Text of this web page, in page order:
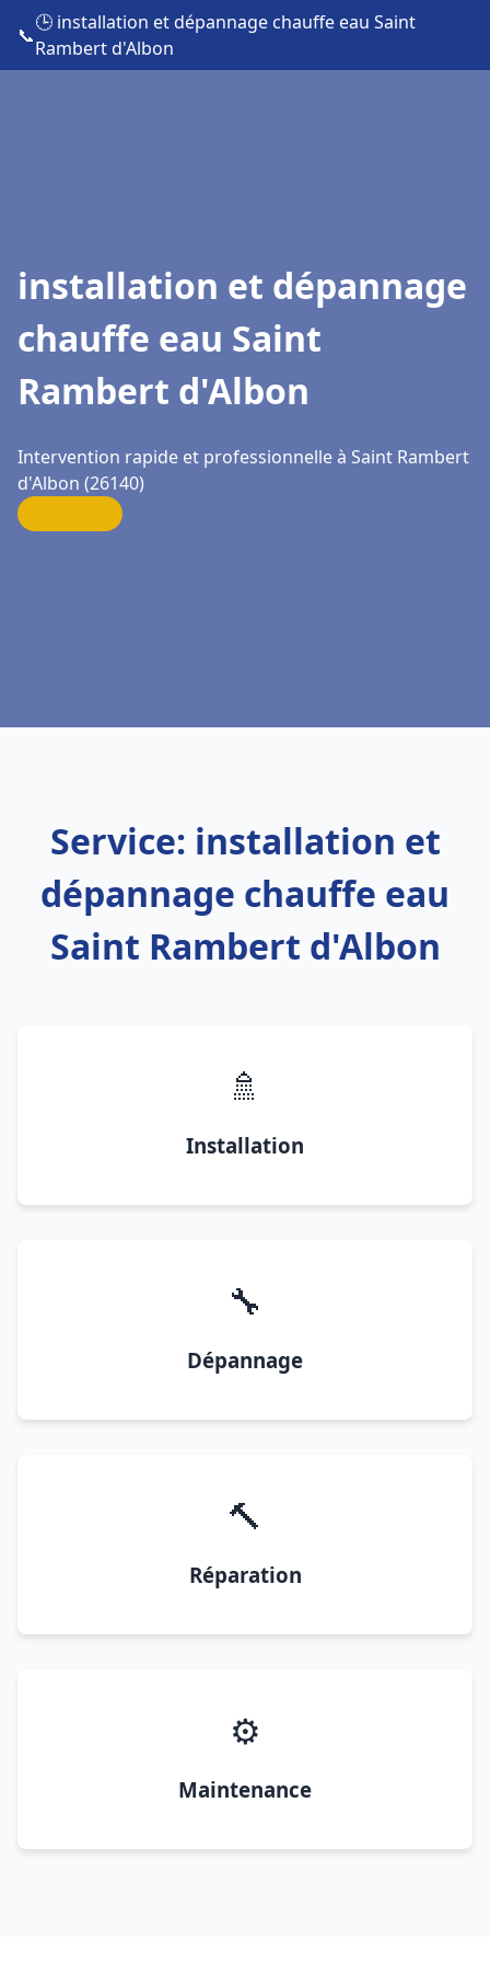
📞
🕒 installation et dépannage chauffe eau Saint
Rambert d'Albon
installation et dépannage
chauffe eau Saint
Rambert d'Albon
Intervention rapide et professionnelle à Saint Rambert
d'Albon (26140)
Service: installation et
dépannage chauffe eau
Saint Rambert d'Albon
🚿
Installation
🔧
Dépannage
🔨
Réparation
⚙️
Maintenance